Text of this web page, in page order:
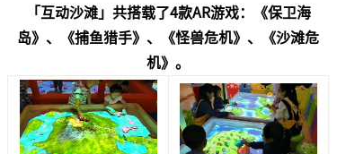
「互动沙滩」共搭载了4款AR游戏：《保卫海
岛》、《捕鱼猎手》、《怪兽危机》、《沙滩危
机》。